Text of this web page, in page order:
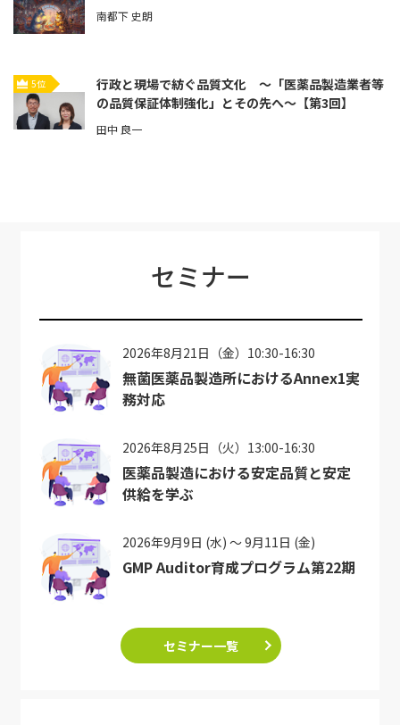
南都下 史朗
5位
行政と現場で紡ぐ品質文化 ～「医薬品製造業者等
の品質保証体制強化」とその先へ～【第3回】
田中 良一
セミナー
2026年8月21日（金）10:30-16:30
無菌医薬品製造所におけるAnnex1実
務対応
2026年8月25日（火）13:00-16:30
医薬品製造における安定品質と安定
供給を学ぶ
2026年9月9日 (水) ～ 9月11日 (金)
GMP Auditor育成プログラム第22期
セミナー一覧